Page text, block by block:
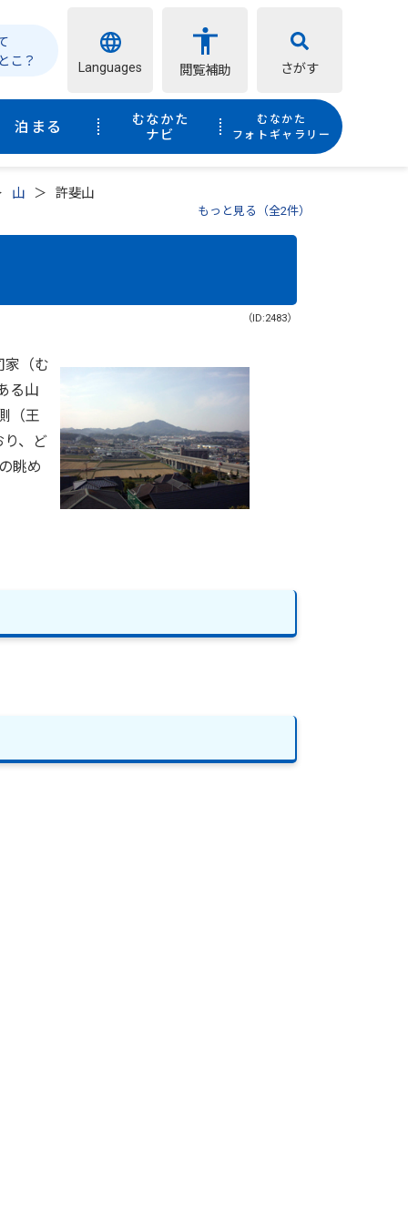
こ？
Languages 閲覧補助 さがす
泊まる
むなかた
ナビ
むなかた
フォトギャラリー
山 許斐山
もっと見る（全2件）
（ID:2483）
家（む
る山
（王
り、ど
眺め